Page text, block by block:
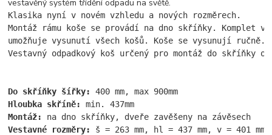
vestavěný systém třídění odpadu na světě.
Klasika nyní v novém vzhledu a nových rozměrech.
Montáž rámu koše se provádí na dno skříňky. Komplet
umožňuje vysunutí všech košů. Koše se vysunují ručně.
Vestavný odpadkový koš určený pro montáž do skříňky
Do skříňky šířky:
400 mm, max 900mm
Hloubka skříně:
min. 437mm
Montáž:
na dno skříňky, dveře zavěšeny na závěsech
Vestavné rozměry:
š = 263 mm, hl = 437 mm, v = 401 mm